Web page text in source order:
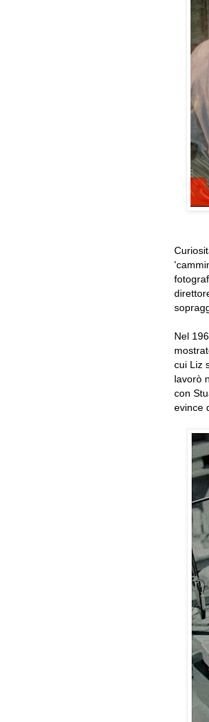
Nel
cui Liz
lavorò
con
evince